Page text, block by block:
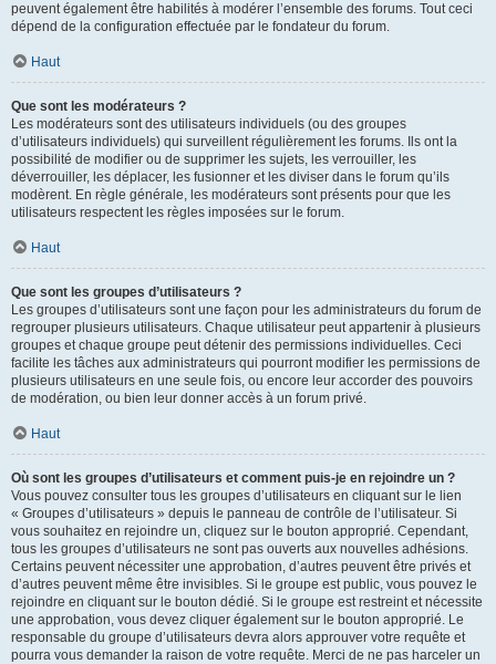
peuvent également être habilités à modérer l’ensemble des forums. Tout ceci
dépend de la configuration effectuée par le fondateur du forum.
Haut
Que sont les modérateurs ?
Les modérateurs sont des utilisateurs individuels (ou des groupes
d’utilisateurs individuels) qui surveillent régulièrement les forums. Ils ont la
possibilité de modifier ou de supprimer les sujets, les verrouiller, les
déverrouiller, les déplacer, les fusionner et les diviser dans le forum qu’ils
modèrent. En règle générale, les modérateurs sont présents pour que les
utilisateurs respectent les règles imposées sur le forum.
Haut
Que sont les groupes d’utilisateurs ?
Les groupes d’utilisateurs sont une façon pour les administrateurs du forum de
regrouper plusieurs utilisateurs. Chaque utilisateur peut appartenir à plusieurs
groupes et chaque groupe peut détenir des permissions individuelles. Ceci
facilite les tâches aux administrateurs qui pourront modifier les permissions de
plusieurs utilisateurs en une seule fois, ou encore leur accorder des pouvoirs
de modération, ou bien leur donner accès à un forum privé.
Haut
Où sont les groupes d’utilisateurs et comment puis-je en rejoindre un ?
Vous pouvez consulter tous les groupes d’utilisateurs en cliquant sur le lien
« Groupes d’utilisateurs » depuis le panneau de contrôle de l’utilisateur. Si
vous souhaitez en rejoindre un, cliquez sur le bouton approprié. Cependant,
tous les groupes d’utilisateurs ne sont pas ouverts aux nouvelles adhésions.
Certains peuvent nécessiter une approbation, d’autres peuvent être privés et
d’autres peuvent même être invisibles. Si le groupe est public, vous pouvez le
rejoindre en cliquant sur le bouton dédié. Si le groupe est restreint et nécessite
une approbation, vous devez cliquer également sur le bouton approprié. Le
responsable du groupe d’utilisateurs devra alors approuver votre requête et
pourra vous demander la raison de votre requête. Merci de ne pas harceler un